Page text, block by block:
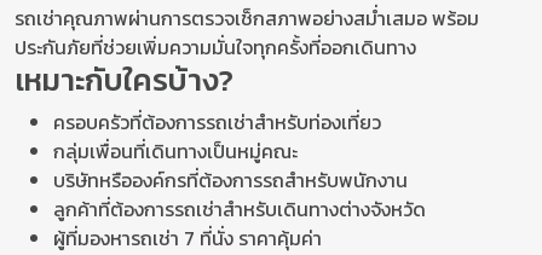
รถเช่าคุณภาพผ่านการตรวจเช็กสภาพอย่างสม่ำเสมอ พร้อม
ประกันภัยที่ช่วยเพิ่มความมั่นใจทุกครั้งที่ออกเดินทาง
เหมาะกับใครบ้าง?
ครอบครัวที่ต้องการรถเช่าสำหรับท่องเที่ยว
กลุ่มเพื่อนที่เดินทางเป็นหมู่คณะ
บริษัทหรือองค์กรที่ต้องการรถสำหรับพนักงาน
ลูกค้าที่ต้องการรถเช่าสำหรับเดินทางต่างจังหวัด
ผู้ที่มองหารถเช่า 7 ที่นั่ง ราคาคุ้มค่า